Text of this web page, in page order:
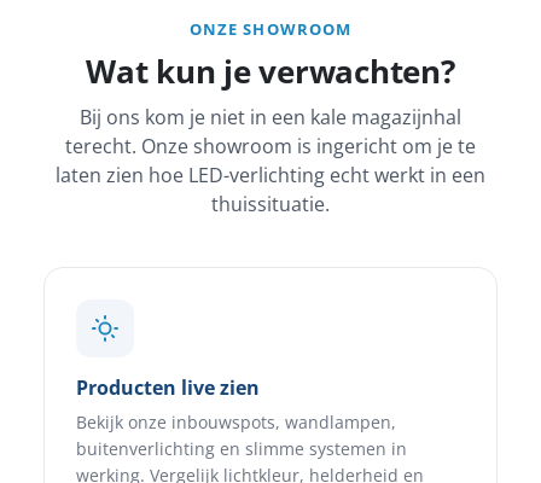
ONZE SHOWROOM
Wat kun je verwachten?
Bij ons kom je niet in een kale magazijnhal
terecht. Onze showroom is ingericht om je te
laten zien hoe LED-verlichting echt werkt in een
thuissituatie.
Producten live zien
Bekijk onze inbouwspots, wandlampen,
buitenverlichting en slimme systemen in
werking. Vergelijk lichtkleur, helderheid en